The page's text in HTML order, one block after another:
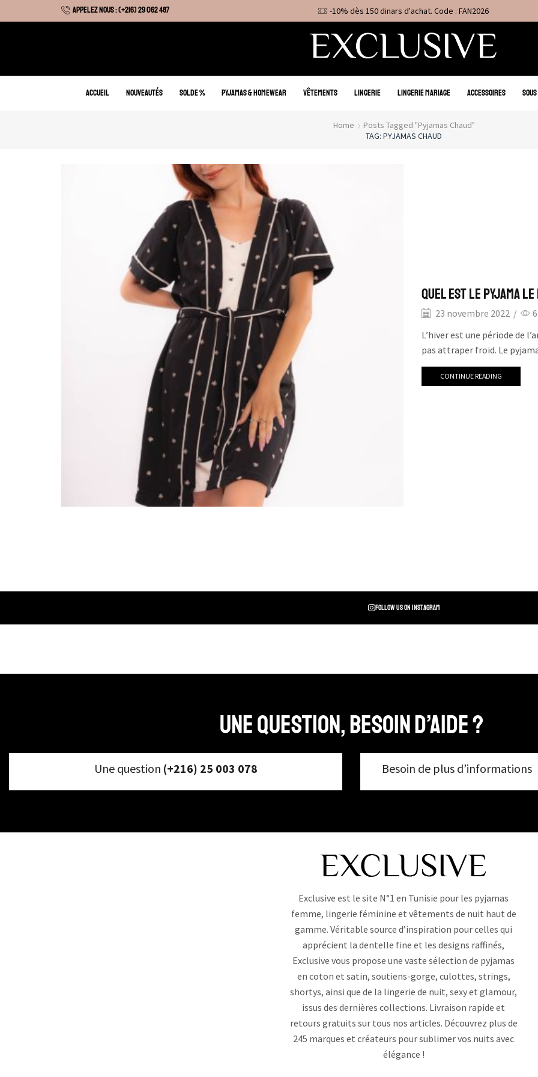
APPELEZ NOUS : (+216) 29 062 487
Hiver : Livraison gratuite sur tous nos articles -10% dès 150 dinars d'achat. Code : FAN2026
ACCUEIL NOUVEAUTÉS SOLDE % PYJAMAS & HOMEWEAR VÊTEMENTS LINGERIE LINGERIE MARIAGE ACCESSOIRES
Home
Posts Tagged "Pyjamas Chaud"
TAG: PYJAMAS CHAUD
Quel est le Pyjama
23 novembre 2022 /
L’hiver est une période de
pas attraper froid. Le
CONTINUE READING
Follow us on instagram
Une question, Besoin d’aide ?
Une question (+216) 25 003 078 Besoin de plus d’informations
Exclusive est le site N°1 en Tunisie pour les pyjamas
femme, lingerie féminine et vêtements de nuit haut de
gamme. Véritable source d’inspiration pour celles qui
apprécient la dentelle fine et les designs raffinés,
Exclusive vous propose une vaste sélection de pyjamas
en coton et satin, soutiens-gorge, culottes, strings,
shortys, ainsi que de la lingerie de nuit, sexy et glamour,
issus des dernières collections. Livraison rapide et
retours gratuits sur tous nos articles. Découvrez plus de
245 marques et créateurs pour sublimer vos nuits avec
élégance !